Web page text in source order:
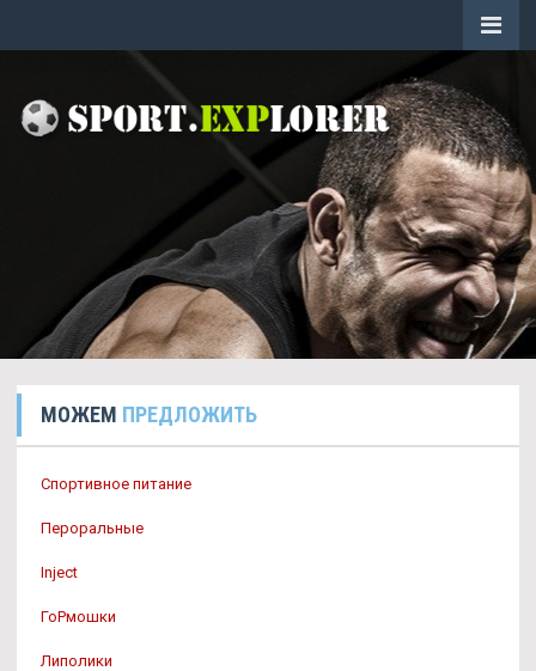
МОЖЕМ ПРЕДЛОЖИТЬ
Спортивное питание
Пероральные
Inject
ГоРмошки
Липолики